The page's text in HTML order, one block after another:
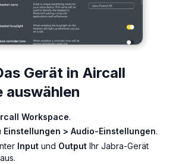
Gerät in Aircall
auswählen
Workspace.
Einstellungen > Audio-Einstellungen.
Input und Output Ihr Jabra-Gerät